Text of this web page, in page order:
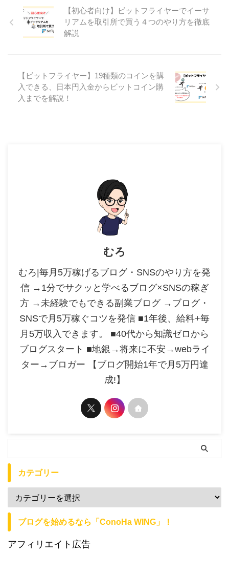
【初心者向け】ビットフライヤーでイーサ
リアムを取引所で買う４つのやり方を徹底
解説
【ビットフライヤー】19種類のコインを購
入できる、日本円入金からビットコイン購
入までを解説！
むろ
むろ|毎月5万稼げるブログ・SNSのやり方を発
信 →1分でサクッと学べるブログ×SNSの稼ぎ
方 →未経験でもできる副業ブログ →ブログ・
SNSで月5万稼ぐコツを発信 ■1年後、給料+毎
月5万収入できます。 ■40代から知識ゼロから
ブログスタート ■地銀→将来に不安→webライ
ター→ブロガー 【ブログ開始1年で月5万円達
成!】
カテゴリー
ブログを始めるなら「ConoHa WING」！
アフィリエイト広告